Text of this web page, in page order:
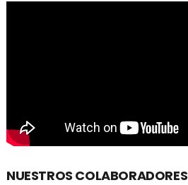
NUESTROS COLABORADORES